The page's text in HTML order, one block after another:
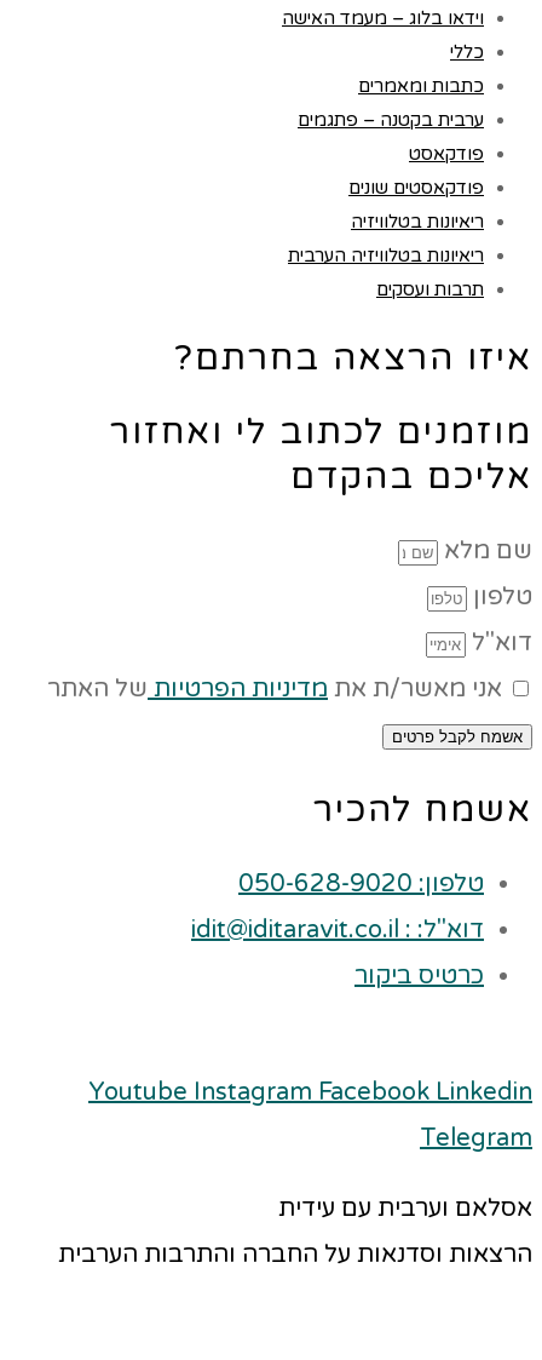
וידאו בלוג – מעמד האישה
כללי
כתבות ומאמרים
ערבית בקטנה – פתגמים
פודקאסט
פודקאסטים שונים
ריאיונות בטלוויזיה
ריאיונות בטלוויזיה הערבית
תרבות ועסקים
איזו הרצאה בחרתם?
מוזמנים לכתוב לי ואחזור
אליכם בהקדם
שם מלא
טלפון
דוא"ל
אני מאשר/ת את מדיניות הפרטיות של האתר
אשמח לקבל פרטים
אשמח להכיר
טלפון: 050-628-9020
דוא"ל: : idit@iditaravit.co.il
כרטיס ביקור
Youtube Instagram Facebook Linkedin
Telegram
אסלאם וערבית עם עידית
הרצאות וסדנאות על החברה והתרבות הערבית